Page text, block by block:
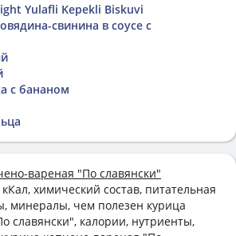
Yulafli Kepekli Biskuvi
свинина в соусе с
с бананом
вареная "По славянски"
химический состав, питательная
минералы, чем полезен курица
славянски", калории, нутриенты,